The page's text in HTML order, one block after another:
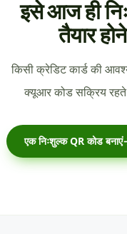
इसे आज ही
तैयार
किसी क्रेडिट कार्ड की
क्यूआर कोड सक्रिय
एक निःशुल्क QR कोड बनाएं